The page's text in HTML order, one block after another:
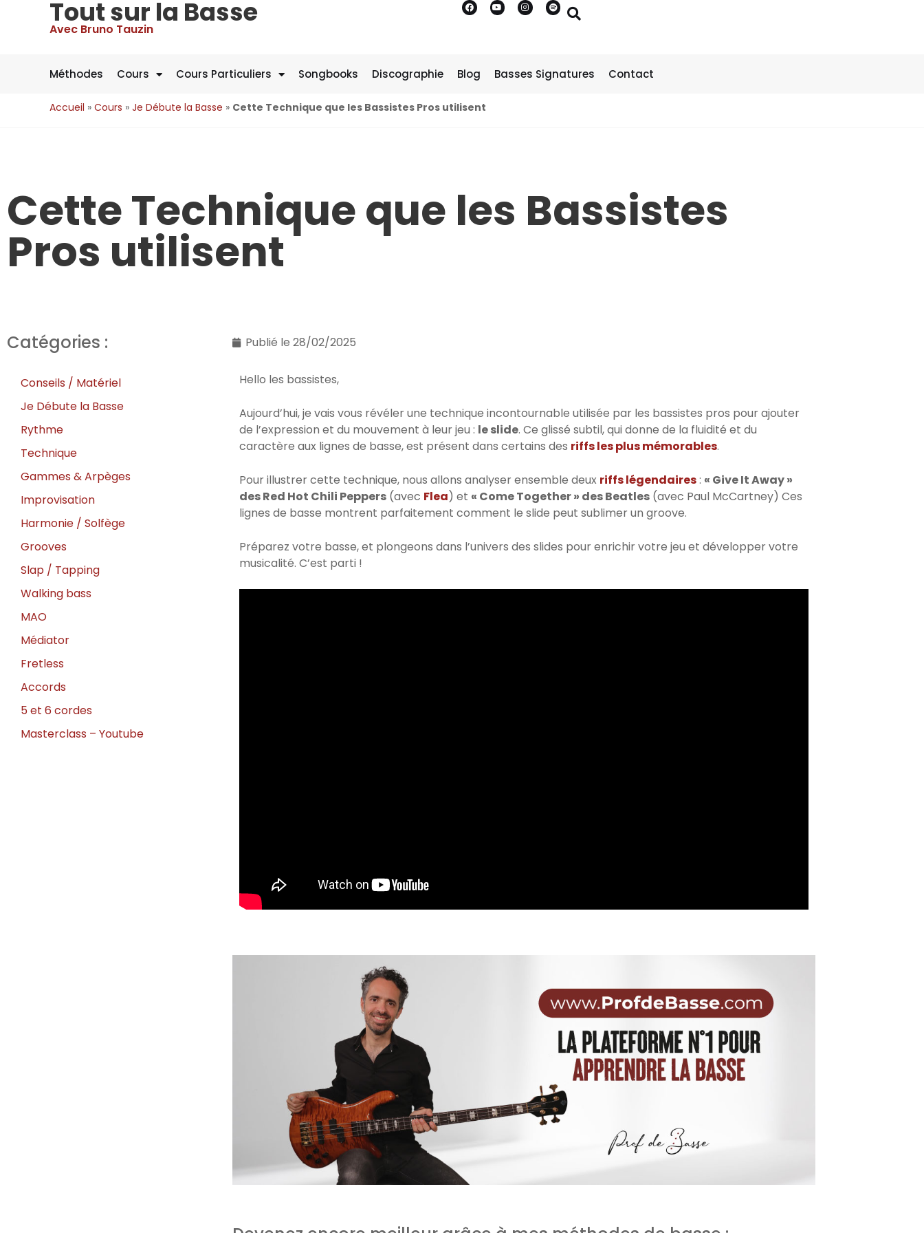
Tout sur la Basse
Avec Bruno Tauzin
Méthodes Cours Cours Particuliers Songbooks Discographie Blog Basses Signatures Contact
Accueil » Cours » Je Débute la Basse » Cette Technique que les Bassistes Pros utilisent
Cette Technique que les Bassistes
Pros utilisent
Catégories :
Conseils / Matériel
Je Débute la Basse
Rythme
Technique
Gammes & Arpèges
Improvisation
Harmonie / Solfège
Grooves
Slap / Tapping
Walking bass
MAO
Médiator
Fretless
Accords
5 et 6 cordes
Masterclass – Youtube
Publié le 28/02/2025
Hello les bassistes,
Aujourd’hui, je vais vous révéler une technique incontournable utilisée par les bassistes pros pour ajouter
de l’expression et du mouvement à leur jeu : le slide. Ce glissé subtil, qui donne de la fluidité et du
caractère aux lignes de basse, est présent dans certains des riffs les plus mémorables.
Pour illustrer cette technique, nous allons analyser ensemble deux riffs légendaires: « Give It Away »
des Red Hot Chili Peppers(avec Flea) et « Come Together » des Beatles(avec Paul McCartney) Ces
lignes de basse montrent parfaitement comment le slide peut sublimer un groove.
Préparez votre basse, et plongeons dans l’univers des slides pour enrichir votre jeu et développer votre
musicalité. C’est parti !